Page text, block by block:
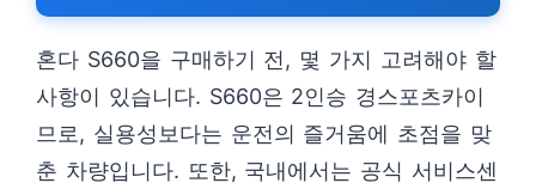
혼다 S660을 구매하기 전, 몇 가지 고려해야 할
사항이 있습니다. S660은 2인승 경스포츠카이
므로, 실용성보다는 운전의 즐거움에 초점을 맞
춘 차량입니다. 또한, 국내에서는 공식 서비스센